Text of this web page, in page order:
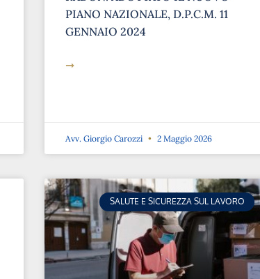
PIANO NAZIONALE, D.P.C.M. 11
GENNAIO 2024
➞
Avv. Giorgio Carozzi 2 Maggio 2026
SALUTE E SICUREZZA SUL LAVORO